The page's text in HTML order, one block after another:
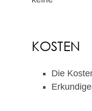
KOSTEN
Die